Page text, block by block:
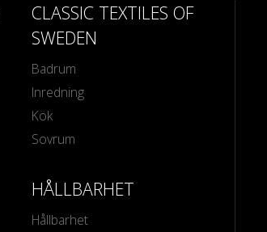
CLASSIC TEXTILES OF
SWEDEN
Badrum
Inredning
Kök
Sovrum
HÅLLBARHET
Hållbarhet